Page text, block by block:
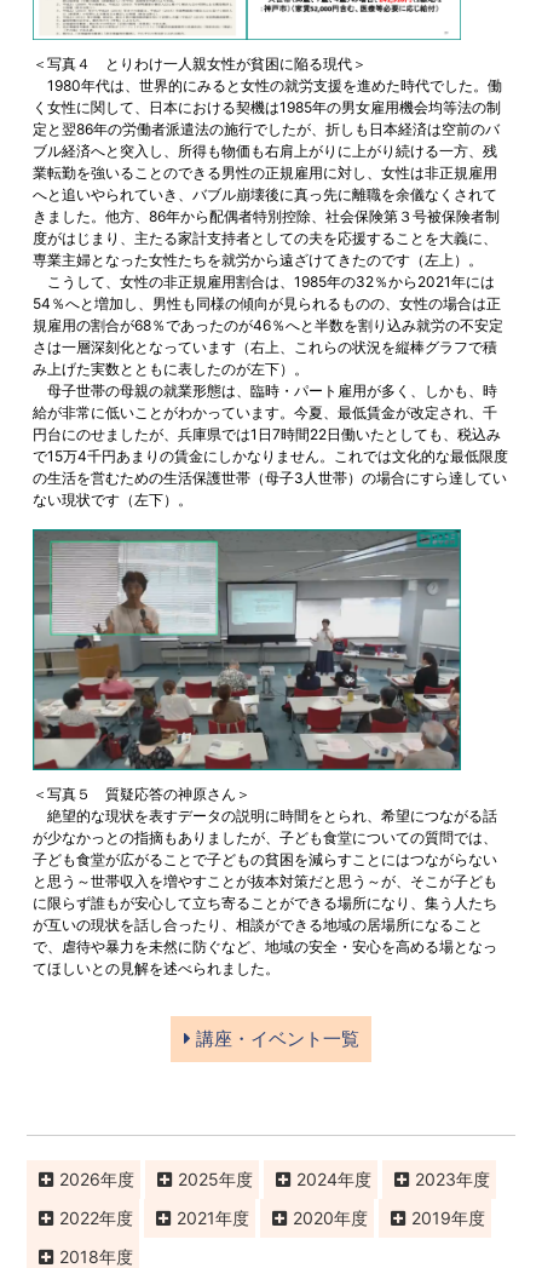
＜写真４ とりわけ一人親女性が貧困に陥る現代＞
1980年代は、世界的にみると女性の就労支援を進めた時代でした。働
く女性に関して、日本における契機は1985年の男女雇用機会均等法の制
定と翌86年の労働者派遣法の施行でしたが、折しも日本経済は空前のバ
ブル経済へと突入し、所得も物価も右肩上がりに上がり続ける一方、残
業転勤を強いることのできる男性の正規雇用に対し、女性は非正規雇用
へと追いやられていき、バブル崩壊後に真っ先に離職を余儀なくされて
きました。他方、86年から配偶者特別控除、社会保険第３号被保険者制
度がはじまり、主たる家計支持者としての夫を応援することを大義に、
専業主婦となった女性たちを就労から遠ざけてきたのです（左上）。
こうして、女性の非正規雇用割合は、1985年の32％から2021年には
54％へと増加し、男性も同様の傾向が見られるものの、女性の場合は正
規雇用の割合が68％であったのが46％へと半数を割り込み就労の不安定
さは一層深刻化となっています（右上、これらの状況を縦棒グラフで積
み上げた実数とともに表したのが左下）。
母子世帯の母親の就業形態は、臨時・パート雇用が多く、しかも、時
給が非常に低いことがわかっています。今夏、最低賃金が改定され、千
円台にのせましたが、兵庫県では1日7時間22日働いたとしても、税込み
で15万4千円あまりの賃金にしかなりません。これでは文化的な最低限度
の生活を営むための生活保護世帯（母子3人世帯）の場合にすら達してい
ない現状です（左下）。
＜写真５ 質疑応答の神原さん＞
絶望的な現状を表すデータの説明に時間をとられ、希望につながる話
が少なかっとの指摘もありましたが、子ども食堂についての質問では、
子ども食堂が広がることで子どもの貧困を減らすことにはつながらない
と思う～世帯収入を増やすことが抜本対策だと思う～が、そこが子ども
に限らず誰もが安心して立ち寄ることができる場所になり、集う人たち
が互いの現状を話し合ったり、相談ができる地域の居場所になること
で、虐待や暴力を未然に防ぐなど、地域の安全・安心を高める場となっ
てほしいとの見解を述べられました。
講座・イベント一覧
2026 2025 2024
2023
2022
2021 2020
2019
2018